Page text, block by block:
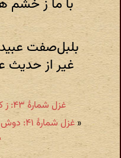
با ما ز خشم
بلبل‌صفت
غیر از حدیث
غزل شمارهٔ ۴۳: ز کوی یار زمانی کرانه نتوان کرد
«
غزل